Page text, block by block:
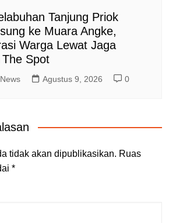
Tanjung Priok
ke Muara Angke,
Warga Lewat Jaga
Spot
Agustus 9, 2026 0
tidak akan dipublikasikan. Ruas
*